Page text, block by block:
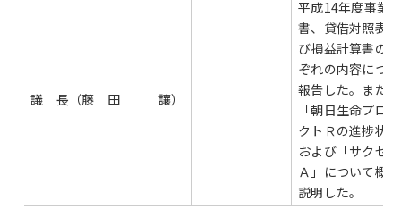
議 長（藤 田 讓）
平成14年度事業
書、貸借対照表
び損益計算書の
ぞれの内容につ
報告した。また、
「朝日生命プロ
クトＲの進捗状
および「サクセス
Ａ」について概
説明した。